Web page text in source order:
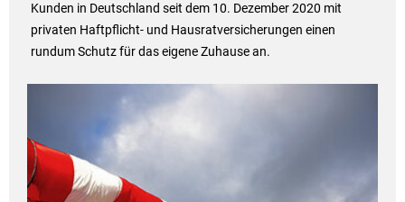
Kunden in Deutschland seit dem 10. Dezember 2020 mit
privaten Haftpflicht- und Hausratversicherungen einen
rundum Schutz für das eigene Zuhause an.